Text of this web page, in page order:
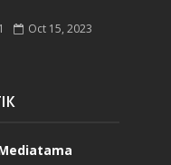
Oct 15, 2023